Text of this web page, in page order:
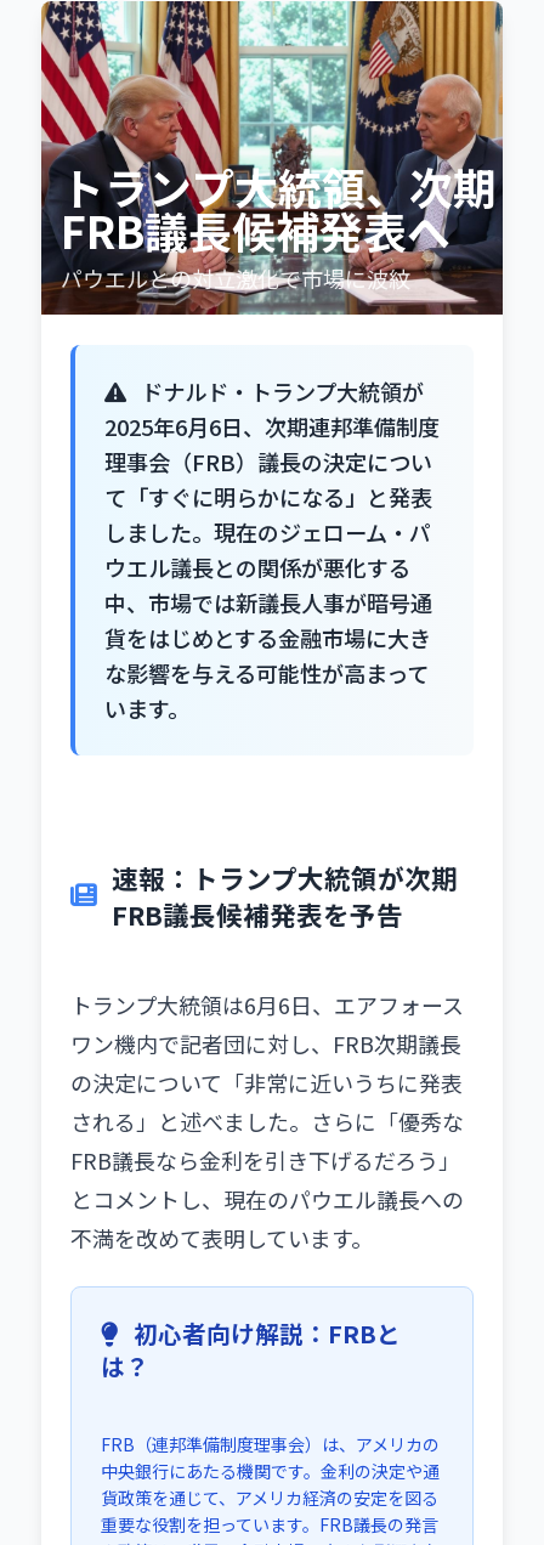
トランプ大統領、次期
FRB議長候補発表へ
パウエルとの対立激化で市場に波紋
ドナルド・トランプ大統領が
2025年6月6日、次期連邦準備制度
理事会（FRB）議長の決定につい
て「すぐに明らかになる」と発表
しました。現在のジェローム・パ
ウエル議長との関係が悪化する
中、市場では新議長人事が暗号通
貨をはじめとする金融市場に大き
な影響を与える可能性が高まって
います。
速報：トランプ大統領が次期
FRB議長候補発表を予告
トランプ大統領は6月6日、エアフォース
ワン機内で記者団に対し、FRB次期議長
の決定について「非常に近いうちに発表
される」と述べました。さらに「優秀な
FRB議長なら金利を引き下げるだろう」
とコメントし、現在のパウエル議長への
不満を改めて表明しています。
初心者向け解説：FRBと
は？
FRB（連邦準備制度理事会）は、アメリカの
中央銀行にあたる機関です。金利の決定や通
貨政策を通じて、アメリカ経済の安定を図る
重要な役割を担っています。FRB議長の発言